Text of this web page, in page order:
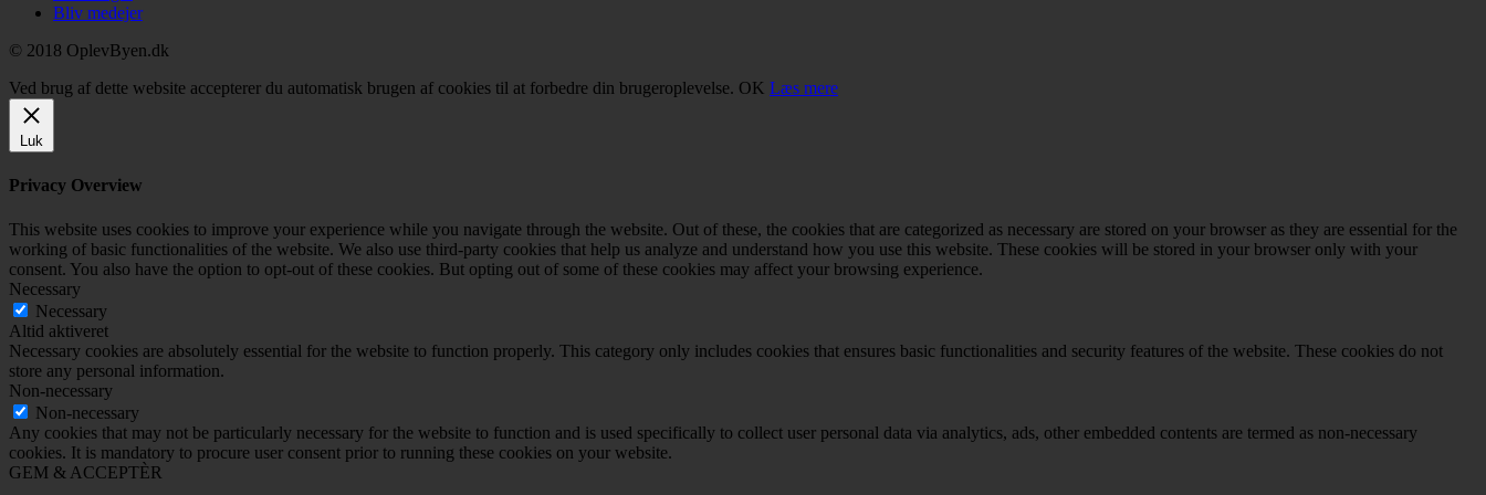
Bliv medejer
© 2018 OplevByen.dk
Ved brug af dette website accepterer du automatisk brugen af cookies til at forbedre din brugeroplevelse. OK Læs mere
Luk
Privacy Overview
This website uses cookies to improve your experience while you navigate through the website. Out of these, the cookies that are categorized as necessary are stored on your browser as they are essential for the
working of basic functionalities of the website. We also use third-party cookies that help us analyze and understand how you use this website. These cookies will be stored in your browser only with your
consent. You also have the option to opt-out of these cookies. But opting out of some of these cookies may affect your browsing experience.
Necessary
Necessary
Altid aktiveret
Necessary cookies are absolutely essential for the website to function properly. This category only includes cookies that ensures basic functionalities and security features of the website. These cookies do not
store any personal information.
Non-necessary
Non-necessary
Any cookies that may not be particularly necessary for the website to function and is used specifically to collect user personal data via analytics, ads, other embedded contents are termed as non-necessary
cookies. It is mandatory to procure user consent prior to running these cookies on your website.
GEM & ACCEPTÈR